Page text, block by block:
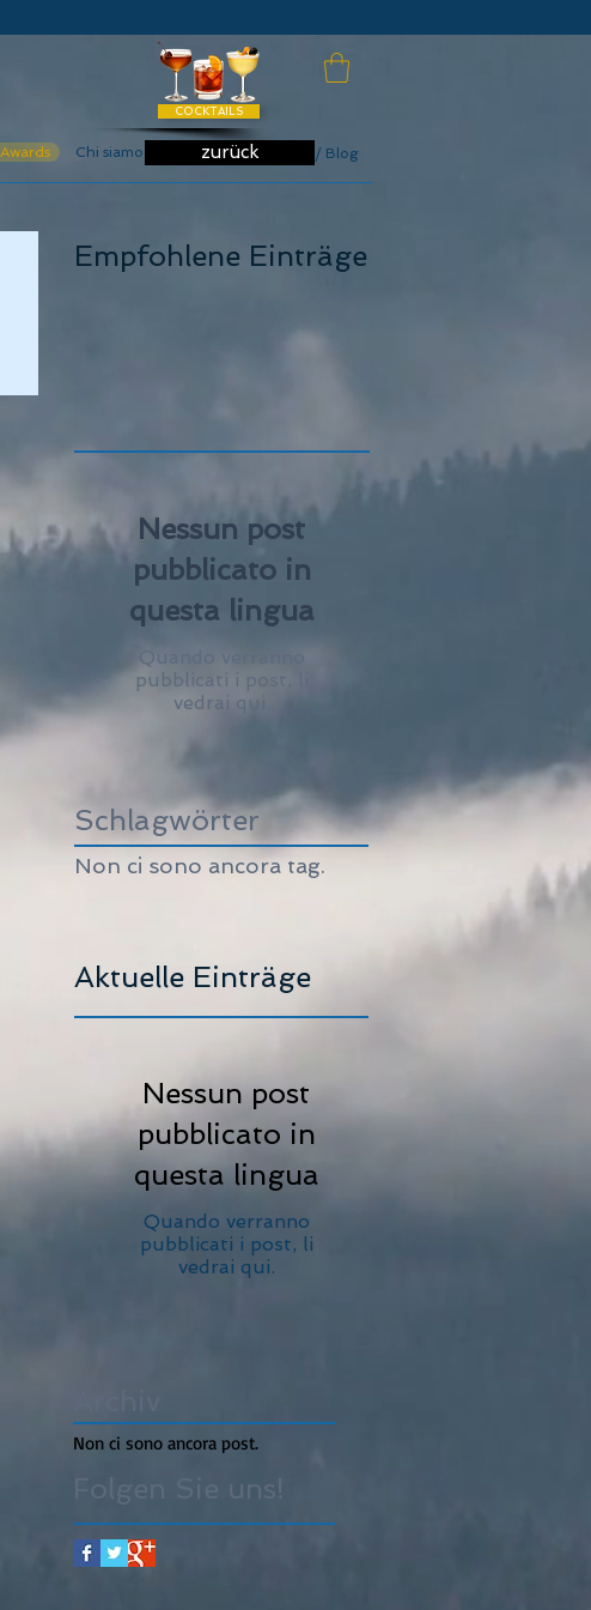
COCKTAILS
Awards Chi siamo News / Blog
zurück
Empfohlene Einträge
Nessun post
pubblicato in
questa lingua
Quando verranno
pubblicati i post, li
vedrai qui.
Schlagwörter
Non ci sono ancora tag.
Aktuelle Einträge
Nessun post
pubblicato in
questa lingua
Quando verranno
pubblicati i post, li
vedrai qui.
Non ci sono ancora post.
Folgen Sie uns!